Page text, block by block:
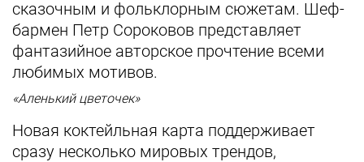
сказочным и фольклорным сюжетам. Шеф-
бармен Петр Сороковов представляет
фантазийное авторское прочтение всеми
любимых мотивов.
«Аленький цветочек»
Новая коктейльная карта поддерживает
сразу несколько мировых трендов,